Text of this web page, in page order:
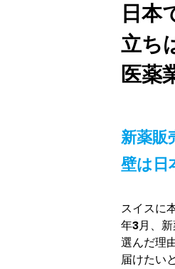
日本
立ち
医薬
新薬販
壁は日
スイスに
年3月、
選んだ理
届けたい